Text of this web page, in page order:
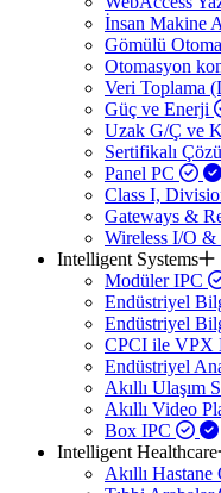
İnsan Makine
Gömülü
Otomasyon
Veri Toplama
Güç ve Enerji
Uzak G/Ç ve
Sertifikalı
Panel PC
Class I,
Gateways &
Wireless I/O &
Intelligent Systems
Modüler IPC
Endüstriyel
Endüstriyel
CPCI ile VPX
Endüstriyel
Akıllı Ulaşım
Akıllı Video
Box IPC
Intelligent Healthcare
Akıllı Hastane